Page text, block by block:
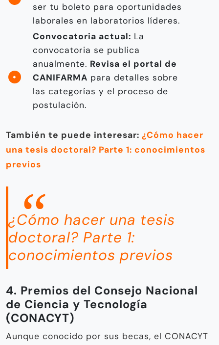
ser tu boleto para oportunidades
laborales en laboratorios líderes.
Convocatoria actual: La
convocatoria se publica
anualmente. Revisa el portal de
CANIFARMA para detalles sobre
las categorías y el proceso de
postulación.
También te puede interesar: ¿Cómo hacer
una tesis doctoral? Parte 1: conocimientos
previos
¿Cómo hacer una tesis
doctoral? Parte 1:
conocimientos previos
4. Premios del Consejo Nacional
de Ciencia y Tecnología
(CONACYT)
Aunque conocido por sus becas, el CONACYT